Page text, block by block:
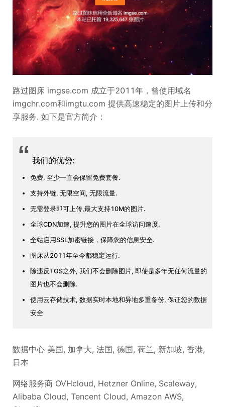
路过图床 imgse.com 成立于2011年，曾使用域名
imgchr.com和imgtu.com 提供高速稳定的图片上传和分
享服务. 如下是官方简介：
“ 我们的优势:
免费, 至少一直会保留免费套餐.
支持外链, 无限空间, 无限流量.
无需登录即可上传,最大支持10M的图片.
全球CDN加速, 提升您的图片在全球访问速度.
全站启用SSL加密链接，保障您的信息安全.
图床从2011年至今都稳定运行.
除违反TOS之外, 我们不会删除图片, 即使是多年无任何流量的
图片也不会删除.
使用云存储技术, 数据实时本地和异地多重备份, 保证您的数据
安全
数据中心 美国, 加拿大, 法国, 德国, 荷兰, 新加坡, 香港,
日本
网络服务商 OVHcloud, Hetzner Online, Scaleway,
Alibaba Cloud, Tencent Cloud, Amazon AWS,